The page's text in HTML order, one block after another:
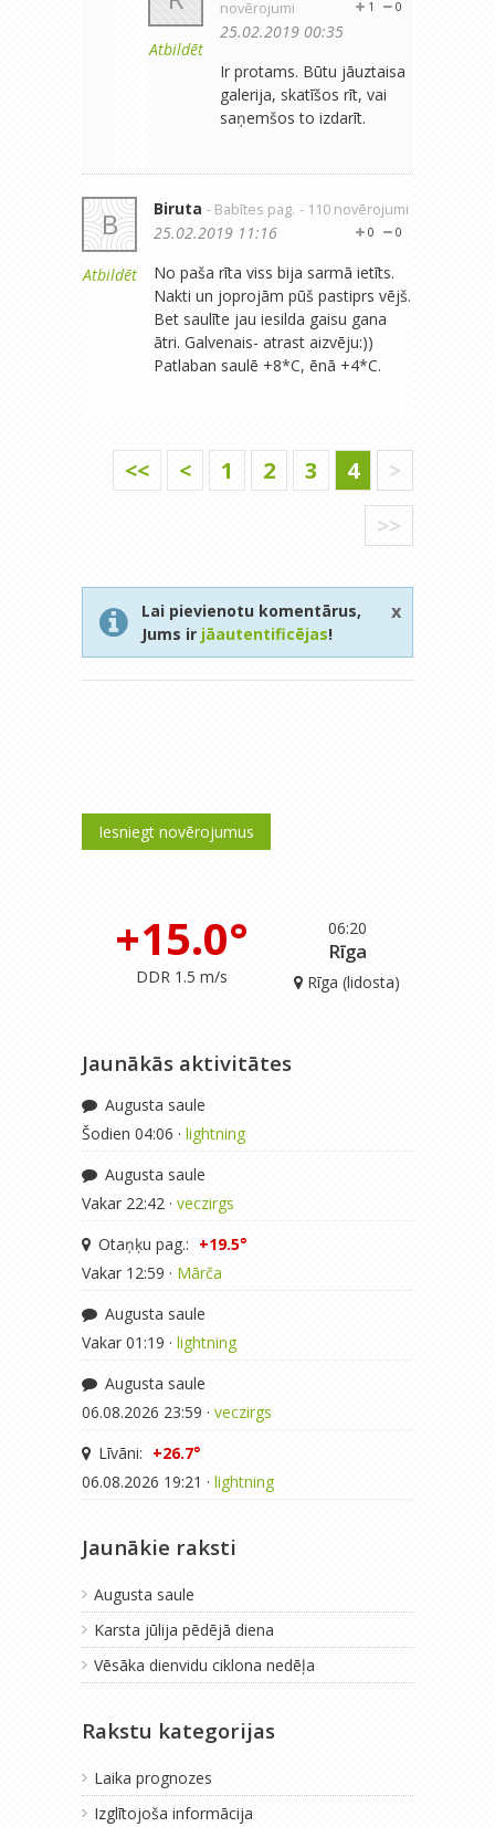
Atbildēt
novērojumi 0
1
25.02.2019 00:35
Ir protams. Būtu jāuztaisa
galerija, skatīšos rīt, vai
saņemšos to izdarīt.
B
Atbildēt
Biruta - Babītes pag. - 110 novērojumi
0
0
25.02.2019 11:16
No paša rīta viss bija sarmā ietīts.
Nakti un joprojām pūš pastiprs vējš.
Bet saulīte jau iesilda gaisu gana
ātri. Galvenais- atrast aizvēju:))
Patlaban saulē +8*C, ēnā +4*C.
<< < 1 2 3 4
>
>>
Lai pievienotu komentārus,
Jums ir jāautentificējas!
x
Iesniegt novērojumus
06:20
+15.0°
DDR 1.5 m/s
Rīga
Rīga (lidosta)
Jaunākās aktivitātes
Augusta saule
Šodien 04:06 · lightning
Augusta saule
Vakar 22:42 · veczirgs
Otaņķu pag.: +19.5°
Vakar 12:59 · Mārča
Augusta saule
Vakar 01:19 · lightning
Augusta saule
06.08.2026 23:59 · veczirgs
Līvāni: +26.7°
06.08.2026 19:21 · lightning
Jaunākie raksti
Augusta saule
Karsta jūlija pēdējā diena
Vēsāka dienvidu ciklona nedēļa
Rakstu kategorijas
Laika prognozes
Izglītojoša informācija